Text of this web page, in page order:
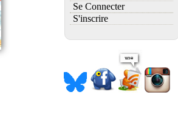
Se Connecter
S'inscrire